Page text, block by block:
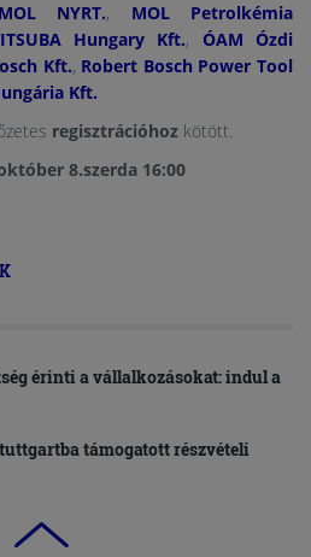
MOL NYRT., MOL Petrolkémia
Hungary Kft., ÓAM Ózdi
Kft., Robert Bosch Power Tool
Kft.
regisztrációhoz kötött.
8.szerda 16:00
érinti a vállalkozásokat: indul a
támogatott részvételi